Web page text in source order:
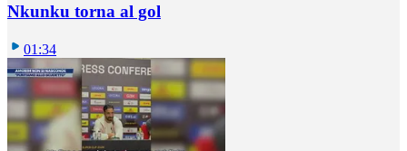
Nkunku torna al gol
01:34